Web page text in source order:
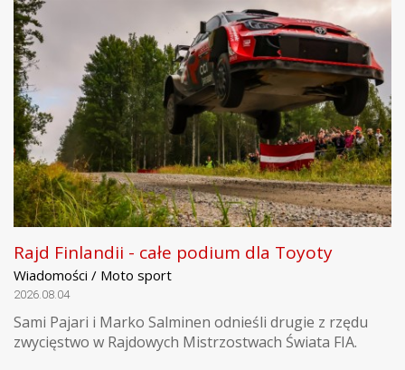
Rajd Finlandii - całe podium dla Toyoty
Wiadomości / Moto sport
2026.08.04
Sami Pajari i Marko Salminen odnieśli drugie z rzędu
zwycięstwo w Rajdowych Mistrzostwach Świata FIA.